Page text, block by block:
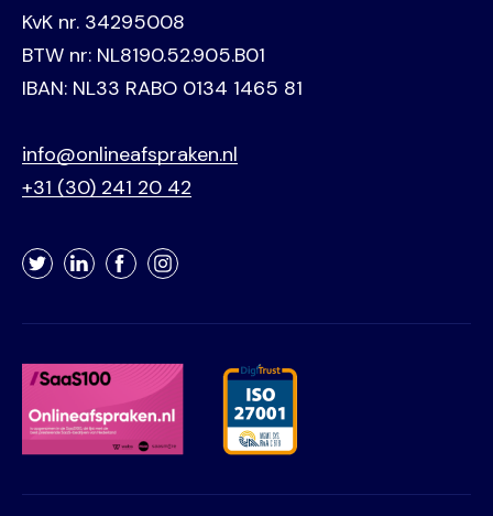
KvK nr. 34295008
BTW nr: NL8190.52.905.B01
IBAN: NL33 RABO 0134 1465 81
info@onlineafspraken.nl
+31 (30) 241 20 42
TwitterLinkedInFacebookInstagram